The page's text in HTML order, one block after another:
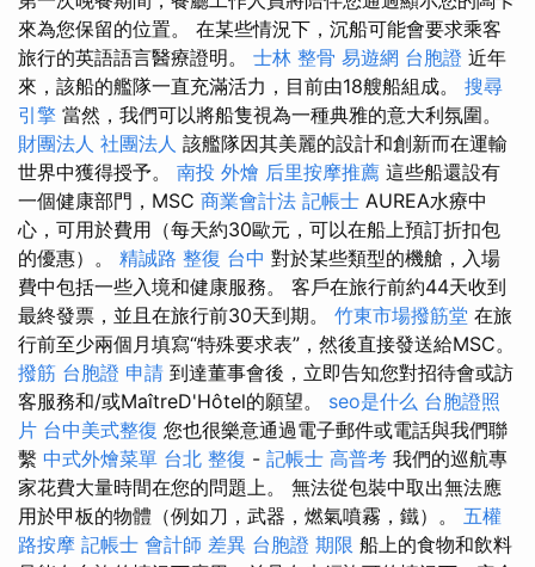
來為您保留的位置。 在某些情況下，沉船可能會要求乘客
旅行的英語語言醫療證明。 士林 整骨 易遊網 台胞證 近年
來，該船的艦隊一直充滿活力，目前由18艘船組成。 搜尋
引擎 當然，我們可以將船隻視為一種典雅的意大利氛圍。
財團法人 社團法人 該艦隊因其美麗的設計和創新而在運輸
世界中獲得授予。 南投 外燴 后里按摩推薦 這些船還設有
一個健康部門，MSC 商業會計法 記帳士 AUREA水療中
心，可用於費用（每天約30歐元，可以在船上預訂折扣包
的優惠）。 精誠路 整復 台中 對於某些類型的機艙，入場
費中包括一些入境和健康服務。 客戶在旅行前約44天收到
最終發票，並且在旅行前30天到期。 竹東市場撥筋堂 在旅
行前至少兩個月填寫“特殊要求表”，然後直接發送給MSC。
撥筋 台胞證 申請 到達董事會後，立即告知您對招待會或訪
客服務和/或MaîtreD'Hôtel的願望。 seo是什么 台胞證照
片 台中美式整復 您也很樂意通過電子郵件或電話與我們聯
繫 中式外燴菜單 台北 整復 - 記帳士 高普考 我們的巡航專
家花費大量時間在您的問題上。 無法從包裝中取出無法應
用於甲板的物體（例如刀，武器，燃氣噴霧，鐵）。 五權
路按摩 記帳士 會計師 差異 台胞證 期限 船上的食物和飲料